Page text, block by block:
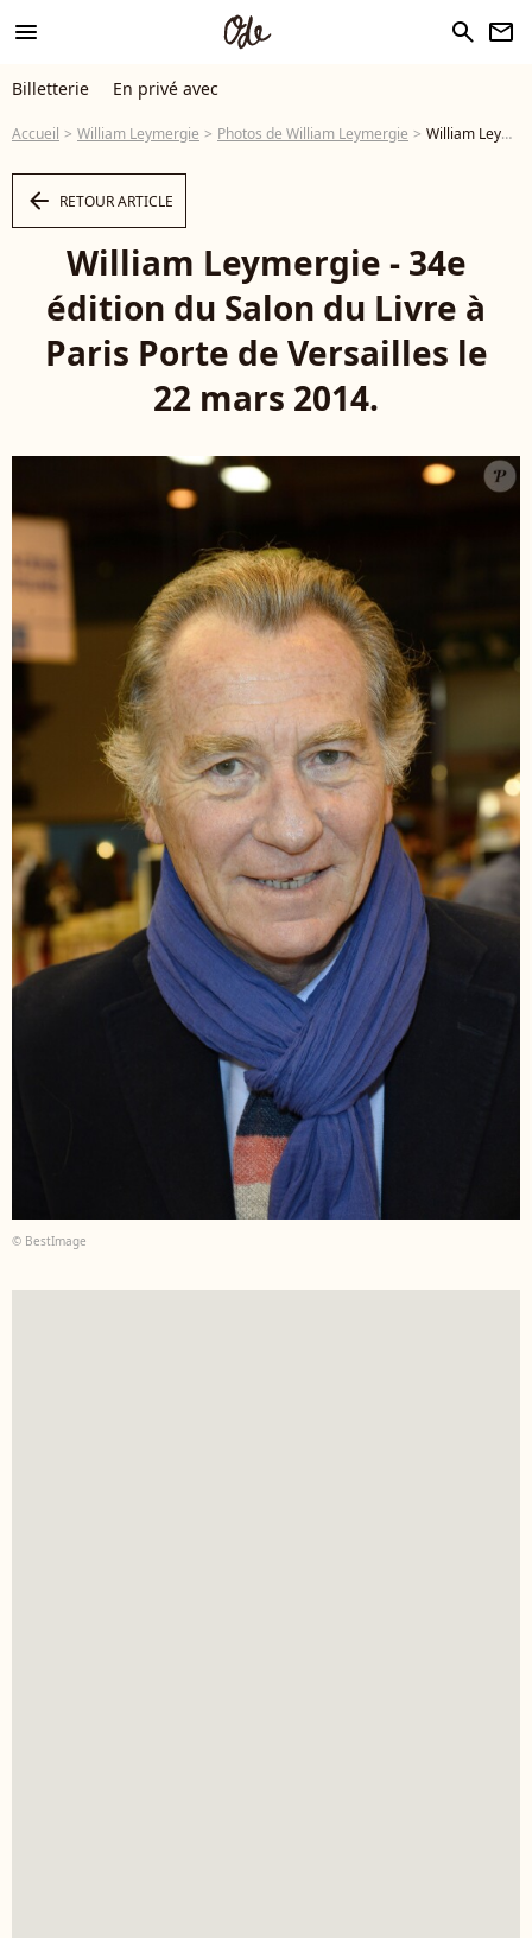
menu search newsletter
Billetterie En privé avec
Accueil William Leymergie Photos de William Leymergie William Leymergie - 34e édition du Salon du Livre à Paris Porte de Versailles le 22 mars 2014. - Photo
arrow_left RETOUR ARTICLE
William Leymergie - 34e
édition du Salon du Livre à
Paris Porte de Versailles le
22 mars 2014.
© BestImage